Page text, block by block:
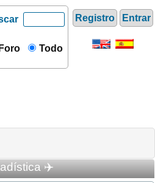
Registro Entrar
Foro Todo
✈️